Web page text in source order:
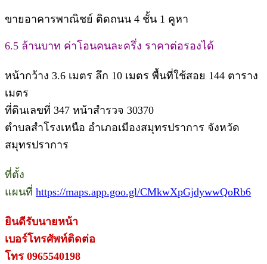
ขายอาคารพาณิชย์ ติดถนน 4 ชั้น 1 คูหา
6.5 ล้านบาท ค่าโอนคนละครึ่ง ราคาต่อรองได้
หน้ากว้าง 3.6 เมตร ลึก 10 เมตร พื้นที่ใช้สอย 144 ตาราง
เมตร
ที่ดินเลขที่ 347 หน้าสำรวจ 30370
ตำบลสำโรงเหนือ อำเภอเมืองสมุทรปราการ จังหวัด
สมุทรปราการ
ที่ตั้ง
แผนที่ https://maps.app.goo.gl/CMkwXpGjdywwQoRb6
ยินดีรับนายหน้า
เบอร์โทรศัพท์ติดต่อ
โทร 0965540198